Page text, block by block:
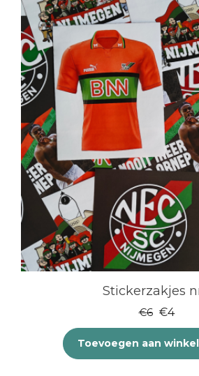
Stickerzakjes
€6
prijs
was:
€6.
€4
prijs
is:
€4.
Toevoegen aan